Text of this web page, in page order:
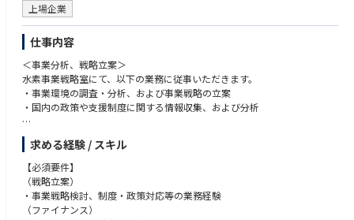
上場企業
仕事内容
＜事業分析、戦略立案＞
水素事業戦略室にて、以下の業務に従事いただきます。
・事業環境の調査・分析、および事業戦略の立案
・国内の政策や支援制度に関する情報収集、および分析
＜ファイナンス・保険＞
水素事業戦略室にて、以下の業務に従事いただきます。
・新規投資候補案件の収益性分析
・プロジェクトファイナンスの組成
・金融機関との折衝、キャッシュフローモデルの作成
・財務リスクの評価、検討、保険の組成
求める経験 / スキル
【必須要件】
（戦略立案）
・事業戦略検討、制度・政策対応等の業務経験
（ファイナンス）